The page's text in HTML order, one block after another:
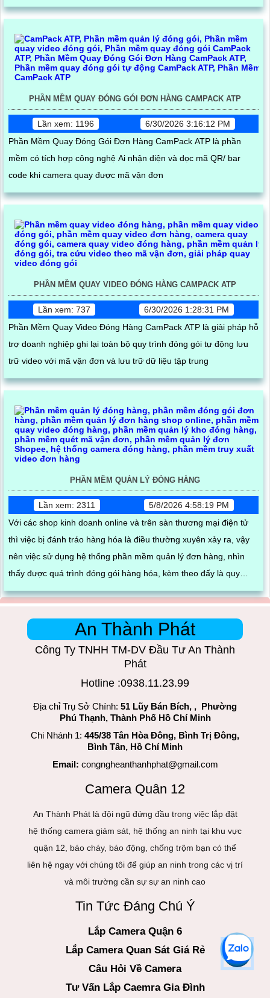
PHẦN MỀM QUAY ĐÓNG GÓI ĐƠN HÀNG CAMPACK ATP
Lần xem: 1196
6/30/2026 3:16:12 PM
Phần Mềm Quay Đóng Gói Đơn Hàng CamPack ATP là phần
mềm có tích hợp công nghệ Ai nhận diện và dọc mã QR/ bar
code khi camera quay được mã vận đơn
PHẦN MỀM QUAY VIDEO ĐÓNG HÀNG CAMPACK ATP
Lần xem: 737
6/30/2026 1:28:31 PM
Phần Mềm Quay Video Đóng Hàng CamPack ATP là giải pháp hỗ
trợ doanh nghiệp ghi lại toàn bộ quy trình đóng gói tự động lưu
trữ video với mã vận đơn và lưu trữ dữ liệu tập trung
PHẦN MỀM QUẢN LÝ ĐÓNG HÀNG
Lần xem: 2311
5/8/2026 4:58:19 PM
Với các shop kinh doanh online và trên sàn thương mại điện tử
thì việc bị đánh tráo hàng hóa là điều thường xuyên xảy ra, vậy
nên việc sử dụng hệ thống phần mềm quản lý đơn hàng, nhìn
thấy được quá trình đóng gói hàng hóa, kèm theo đấy là quy
trình đóng gói cũng được ghi lại một cách dễ dàng
An Thành Phát
Công Ty TNHH TM-DV Đầu Tư An Thành
Phát
Hotline :0938.11.23.99
Địa chỉ Trụ Sở Chính: 51 Lũy Bán Bích, , Phường
Phú Thạnh, Thành Phố Hồ Chí Minh
Chi Nhánh 1: 445/38 Tân Hòa Đông, Bình Trị Đông,
Bình Tân, Hồ Chí Minh
Email: congngheanthanhphat@gmail.com
Camera Quân 12
An Thành Phát là đội ngũ đứng đầu trong việc lắp đặt
hệ thống camera giám sát, hệ thống an ninh tại khu vực
quận 12, báo cháy, báo động, chống trộm bạn có thể
liên hệ ngay với chúng tôi để giúp an ninh trong các vị trí
và môi trường cần sự sự an ninh cao
Tin Tức Đáng Chú Ý
Lắp Camera Quận 6
Lắp Camera Quan Sát Giá Rẻ
Câu Hỏi Về Camera
Tư Vấn Lắp Caemra Gia Đình